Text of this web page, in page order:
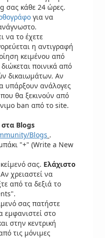
σας κάθε 24 ώρες.
για να
να το έχετε
η αντιγραφή
κειμένου από
ποινικά από
δικαιωμάτων. Αν
υπάρξουν ανάλογες
θα ξεκινούν από
ban από το site.
Blogs
Blogs .
"+" (Write a New
σας. Ελάχιστο
χρειαστεί να
από τα δεξιά το
σας πατήστε
εμφανιστεί στο
στην κεντρική
τις μόνιμες